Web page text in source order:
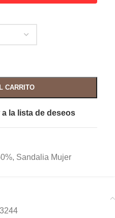
CARRITO
la lista de deseos
, Sandalia Mujer